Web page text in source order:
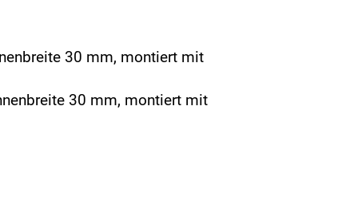
30 mm, montiert mit
30 mm, montiert mit